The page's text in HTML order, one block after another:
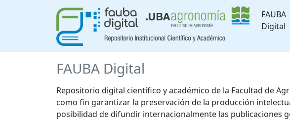
FAUBA
Digital
FAUBA Digital
Repositorio digital científico y académico de la Facultad de
como fin garantizar la preservación de la producción
posibilidad de difundir internacionalmente las publicaciones